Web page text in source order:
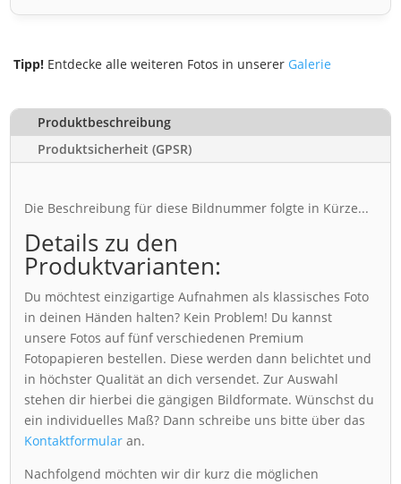
Tipp! Entdecke alle weiteren Fotos in unserer Galerie
Produktbeschreibung
Produktsicherheit (GPSR)
Die Beschreibung für diese Bildnummer folgte in Kürze...
Details zu den
Produktvarianten:
Du möchtest einzigartige Aufnahmen als klassisches Foto
in deinen Händen halten? Kein Problem! Du kannst
unsere Fotos auf fünf verschiedenen Premium
Fotopapieren bestellen. Diese werden dann belichtet und
in höchster Qualität an dich versendet. Zur Auswahl
stehen dir hierbei die gängigen Bildformate. Wünschst du
ein individuelles Maß? Dann schreibe uns bitte über das
Kontaktformular an.
Nachfolgend möchten wir dir kurz die möglichen